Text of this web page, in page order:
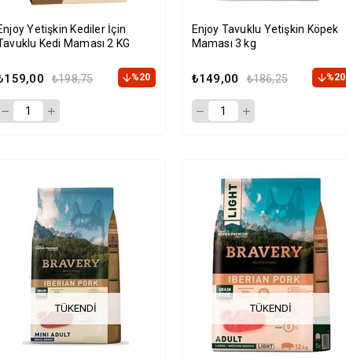
Yetişkin Kediler İçin
Kedi Maması 2 KG
₺198,75 %20
Enjoy Tavuklu Yetişkin Köpek
Maması 3 kg
₺149,00 ₺186,25 %20
TÜKENDI TÜKENDI